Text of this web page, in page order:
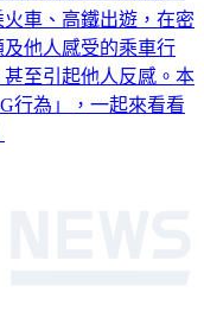
車、高鐵出遊，在密
他人感受的乘車行
至引起他人反感。本
行為」，一起來看看